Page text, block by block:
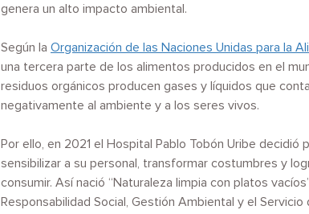
genera un alto impacto ambiental.
Según la Organización de las Naciones Unidas para la
una tercera parte de los alimentos producidos en el
residuos orgánicos producen gases y líquidos que
negativamente al ambiente y a los seres vivos.
Por ello, en 2021 el Hospital Pablo Tobón Uribe
sensibilizar a su personal, transformar costumbres y
consumir. Así nació “Naturaleza limpia con platos
Responsabilidad Social, Gestión Ambiental y el